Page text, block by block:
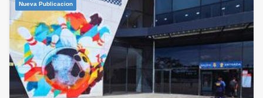
Nueva Publicacion